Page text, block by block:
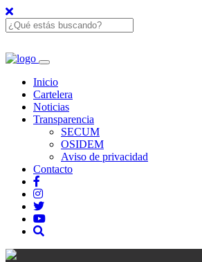
Inicio
Cartelera
Noticias
Transparencia
SECUM
OSIDEM
Aviso de privacidad
Contacto